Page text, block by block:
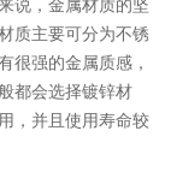
说，金属材质的坚
质主要可分为不锈
很强的金属质感，
都会选择镀锌材
，并且使用寿命较